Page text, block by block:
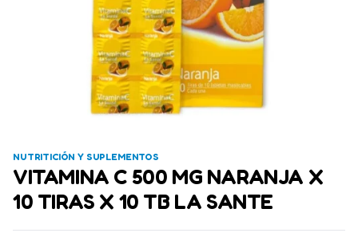
NUTRITICIÓN Y SUPLEMENTOS
VITAMINA C 500 MG NARANJA X
10 TIRAS X 10 TB LA SANTE